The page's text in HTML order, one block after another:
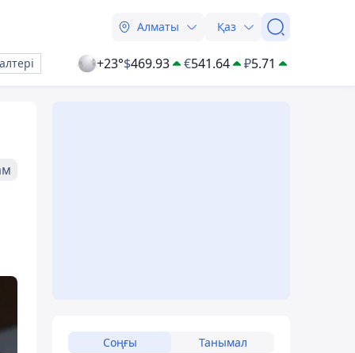
Алматы Қаз
+23°$469.93 €541.64 ₽5.71
Соңғы Танымал